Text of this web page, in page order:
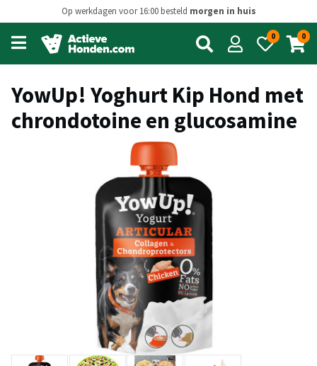
Op werkdagen voor 16:00 besteld morgen in huis
Open
main
menu
0 0
YowUp! Yoghurt Kip Hond met
chrondotoine en glucosamine